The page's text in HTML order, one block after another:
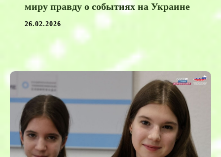
миру правду о событиях на Украине
26.02.2026